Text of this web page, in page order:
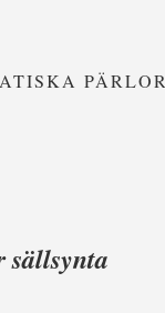
PÄRLOR
sällsynta